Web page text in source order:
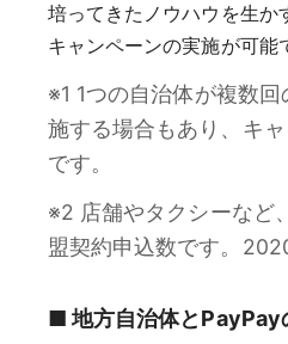
培ってきたノウハウを生か
キャンペーンの実施が可能
※1 1つの自治体が複数
施する場合もあり、キ
です。
※2 店舗やタクシーなど
盟契約申込数です。
■ 地方自治体とPayPay